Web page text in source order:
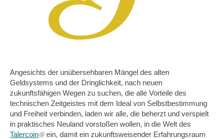
Angesichts der unübersehbaren Mängel des alten
Geldsystems und der Dringlichkeit, nach neuen
zukunftsfähigen Wegen zu suchen, die alle Vorteile des
technischen Zeitgeistes mit dem Ideal von Selbstbestimmung
und Freiheit verbinden, laden wir alle, die beherzt und verspielt
in praktisches Neuland vorstoßen wollen, in die Welt des
Talercoin(linkein, damit ein zukunftsweisender Erfahrungsraum